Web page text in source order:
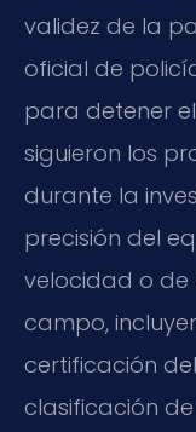
validez de la
oficial de
para detener
siguieron los
durante la
precisión del
velocidad o
campo,
certificación
clasificación